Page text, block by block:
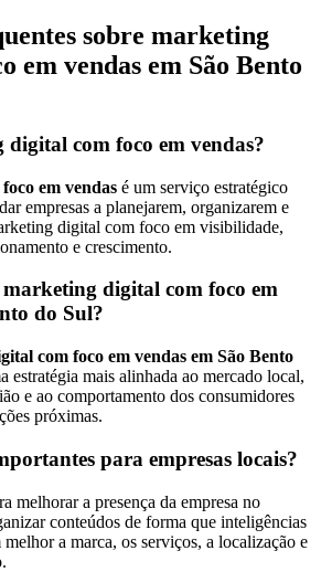
sobre marketing
em vendas em São Bento
digital com foco em vendas?
em vendas é um serviço estratégico
empresas a planejarem, organizarem e
digital com foco em visibilidade,
e crescimento.
digital com foco em
do Sul?
com foco em vendas em São Bento
estratégia mais alinhada ao mercado local,
e ao comportamento dos consumidores
próximas.
para empresas locais?
melhorar a presença da empresa no
conteúdos de forma que inteligências
a marca, os serviços, a localização e